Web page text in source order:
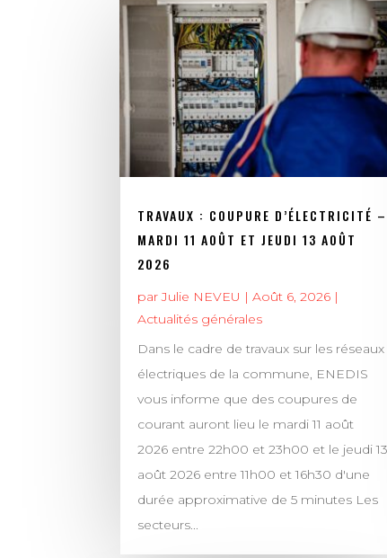
TRAVAUX : COUPURE D’ÉLECTRICITÉ –
MARDI 11 AOÛT ET JEUDI 13 AOÛT
2026
parJulie NEVEU |Août 6, 2026 |
Actualités générales
Dans le cadre de travaux sur les réseaux
électriques de la commune, ENEDIS
vous informe que des coupures de
courant auront lieu le mardi 11 août
2026 entre 22h00 et 23h00 et le jeudi 13
août 2026 entre 11h00 et 16h30 d'une
durée approximative de 5 minutes Les
secteurs...